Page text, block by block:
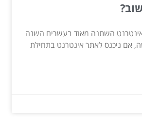
השתנה מאוד בעשרים השנה
אם ניכנס לאתר אינטרנט בתחילת